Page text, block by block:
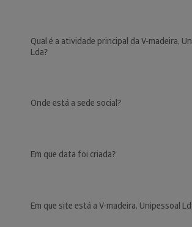
Qual é a atividade principal da V-madeira,
Lda?
Onde está a sede social?
Em que data foi criada?
Em que site está a V-madeira, Unipessoal